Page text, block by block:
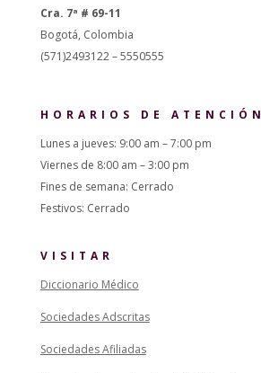
Cra. 7ª # 69-11
Bogotá, Colombia
(571)2493122 – 5550555
HORARIOS DE ATENCIÓN
Lunes a jueves: 9:00 am – 7:00 pm
Viernes de 8:00 am – 3:00 pm
Fines de semana: Cerrado
Festivos: Cerrado
VISITAR
Diccionario Médico
Sociedades Adscritas
Sociedades Afiliadas